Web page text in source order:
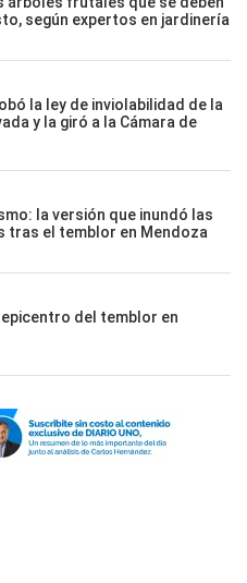
según expertos en jardinería
la ley de inviolabilidad de la
y la giró a la Cámara de
la versión que inundó las
tras el temblor en Mendoza
del temblor en